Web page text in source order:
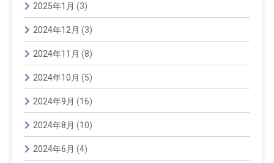
2025年1月 (3)
2024年12月 (3)
2024年11月 (8)
2024年10月 (5)
2024年9月 (16)
2024年8月 (10)
2024年6月 (4)